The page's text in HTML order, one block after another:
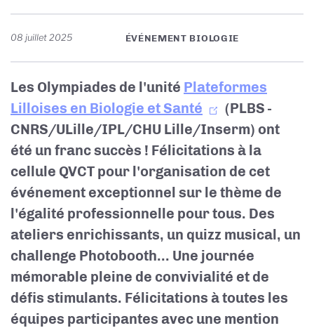
08 juillet 2025 ÉVÉNEMENT BIOLOGIE
Les Olympiades de l'unité Plateformes
Lilloises en Biologie et Santé
(PLBS -
CNRS/ULille/IPL/CHU Lille/Inserm) ont
été un franc succès ! Félicitations à la
cellule QVCT pour l'organisation de cet
événement exceptionnel sur le thème de
l'égalité professionnelle pour tous. Des
ateliers enrichissants, un quizz musical, un
challenge Photobooth... Une journée
mémorable pleine de convivialité et de
défis stimulants. Félicitations à toutes les
équipes participantes avec une mention